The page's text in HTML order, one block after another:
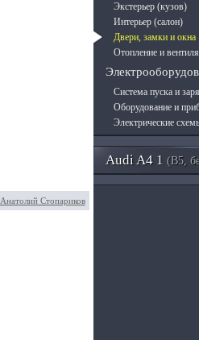
Анатолий Стопариков
Экстерьер (кузов)
Интерьер (салон)
Двери, замки и окна
Отопление и
Система пуска и
Оборудование и
Электрические
Audi A4 1 (B5,